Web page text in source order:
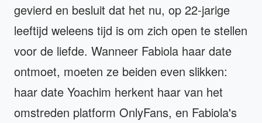
gevierd en besluit dat het nu, op 22-jarige
leeftijd weleens tijd is om zich open te stellen
voor de liefde. Wanneer Fabiola haar date
ontmoet, moeten ze beiden even slikken:
haar date Yoachim herkent haar van het
omstreden platform OnlyFans, en Fabiola's